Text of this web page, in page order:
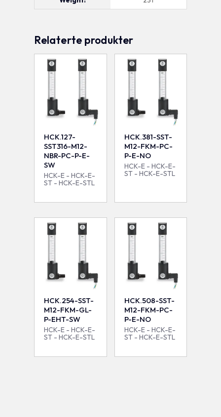
Relaterte produkter
HCK.127-
SST316-M12-
NBR-PC-P-E-
SW
HCK-E - HCK-E-
ST - HCK-E-STL
HCK.381-SST-
M12-FKM-PC-
P-E-NO
HCK-E - HCK-E-
ST - HCK-E-STL
HCK.254-SST-
M12-FKM-GL-
P-EHT-SW
HCK-E - HCK-E-
ST - HCK-E-STL
HCK.508-SST-
M12-FKM-PC-
P-E-NO
HCK-E - HCK-E-
ST - HCK-E-STL